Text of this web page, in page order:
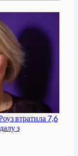
втратила 7,6
з